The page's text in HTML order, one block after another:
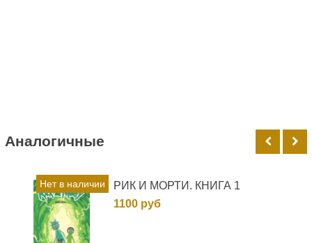
Аналогичные
Нет в наличии
РИК И МОРТИ. КНИГА 1
1100 руб